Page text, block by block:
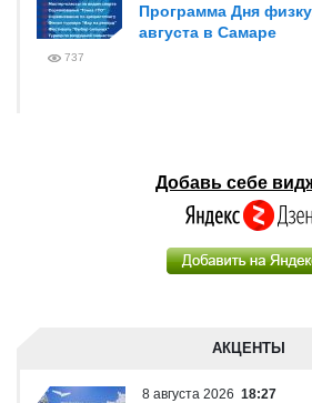
Программа Дня
августа в Самаре
737
Добавь себе
АКЦЕНТЫ
8 августа 2026 18:27